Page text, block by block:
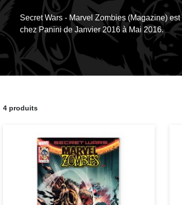
Secret Wars - Marvel Zombies (Magazine)
chez Panini de Janvier 2016 à Mai 2016.
4 produits